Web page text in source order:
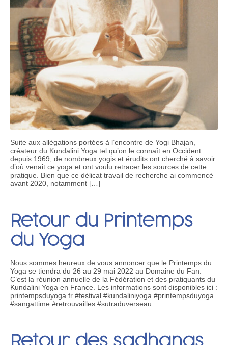
Suite aux allégations portées à l’encontre de Yogi Bhajan,
créateur du Kundalini Yoga tel qu’on le connaît en Occident
depuis 1969, de nombreux yogis et érudits ont cherché à savoir
d’où venait ce yoga et ont voulu retracer les sources de cette
pratique. Bien que ce délicat travail de recherche ai commencé
avant 2020, notamment […]
Retour du Printemps
du Yoga
Nous sommes heureux de vous annoncer que le Printemps du
Yoga se tiendra du 26 au 29 mai 2022 au Domaine du Fan.
C’est la réunion annuelle de la Fédération et des pratiquants du
Kundalini Yoga en France. Les informations sont disponibles ici :
printempsduyoga.fr #festival #kundaliniyoga #printempsduyoga
#sangattime #retrouvailles #sutraduverseau